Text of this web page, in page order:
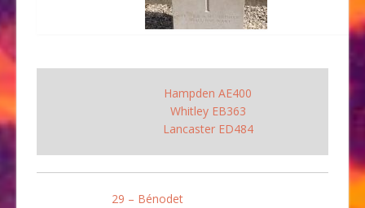
Hampden AE400
Whitley EB363
Lancaster ED484
29 – Bénodet